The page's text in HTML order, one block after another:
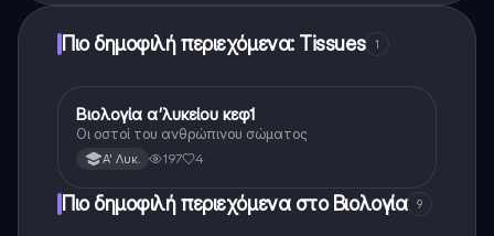
Πιο δημοφιλή περιεχόμενα: Tissues 1
ΒΒιολογία
Βιολογία α’λυκείου κεφ1
Οι οστοί του ανθρώπινου σώματος
Α' Λυκ. 197 4
Πιο δημοφιλή περιεχόμενα στο Βιολογία 9